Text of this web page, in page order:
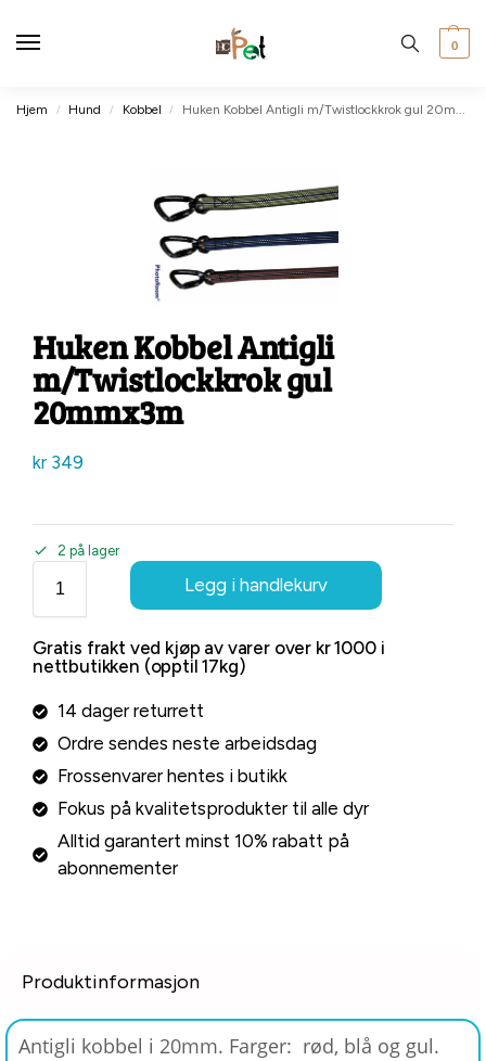
0
Hjem / Hund / Kobbel / Huken Kobbel Antigli m/Twistlockkrok gul 20mmx3m
Huken Kobbel Antigli
m/Twistlockkrok gul
20mmx3m
kr349
2 på lager
Legg i handlekurv
Gratis frakt ved kjøp av varer over kr 1000 i
nettbutikken (opptil 17kg)
14 dager returrett
Ordre sendes neste arbeidsdag
Frossenvarer hentes i butikk
Fokus på kvalitetsprodukter til alle dyr
Alltid garantert minst 10% rabatt på
abonnementer
Produktinformasjon
Antigli kobbel i 20mm. Farger: rød, blå og gul.